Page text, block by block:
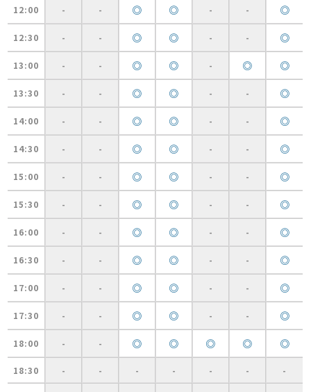
12:00 - - ◎ ◎ - - ◎
12:30 - - ◎ ◎ - - ◎
13:00 - - ◎ ◎ - ◎ ◎
13:30 - - ◎ ◎ - - ◎
14:00 - - ◎ ◎ - - ◎
14:30 - - ◎ ◎ - - ◎
15:00 - - ◎ ◎ - - ◎
15:30 - - ◎ ◎ - - ◎
16:00 - - ◎ ◎ - - ◎
16:30 - - ◎ ◎ - - ◎
17:00 - - ◎ ◎ - - ◎
17:30 - - ◎ ◎ - - ◎
18:00 - - ◎ ◎ ◎ ◎ ◎
18:30 - - - - - - -